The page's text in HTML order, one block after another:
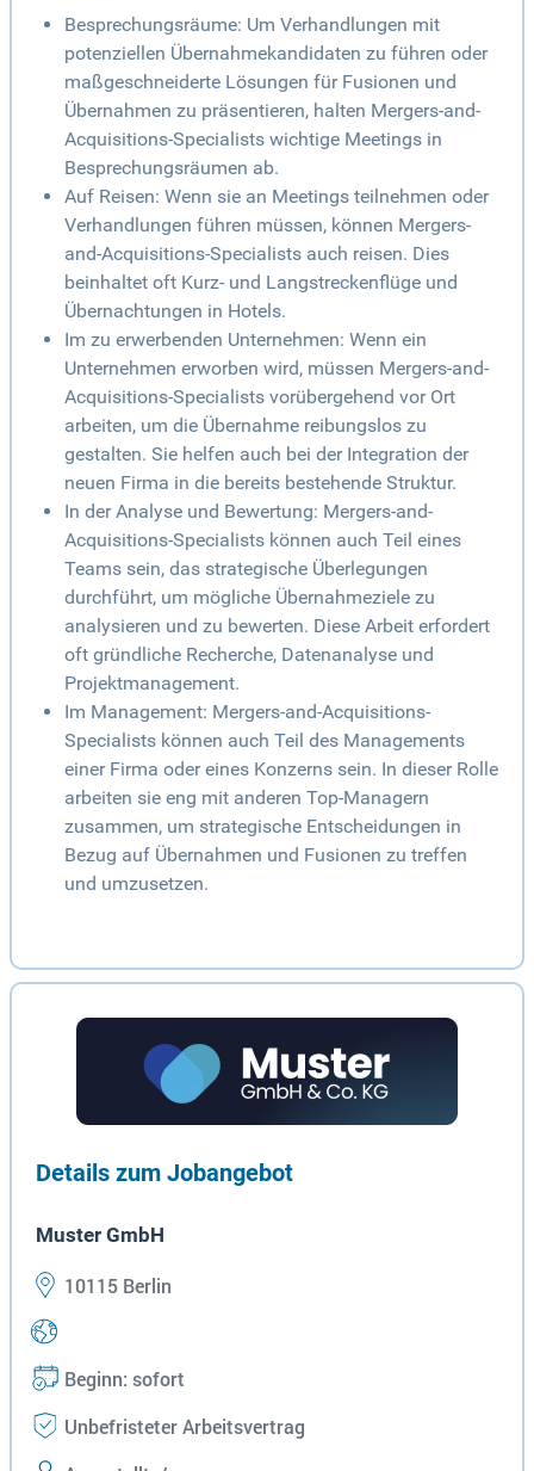
Besprechungsräume: Um Verhandlungen mit
potenziellen Übernahmekandidaten zu führen oder
maßgeschneiderte Lösungen für Fusionen und
Übernahmen zu präsentieren, halten Mergers-and-
Acquisitions-Specialists wichtige Meetings in
Besprechungsräumen ab.
Auf Reisen: Wenn sie an Meetings teilnehmen oder
Verhandlungen führen müssen, können Mergers-
and-Acquisitions-Specialists auch reisen. Dies
beinhaltet oft Kurz- und Langstreckenflüge und
Übernachtungen in Hotels.
Im zu erwerbenden Unternehmen: Wenn ein
Unternehmen erworben wird, müssen Mergers-and-
Acquisitions-Specialists vorübergehend vor Ort
arbeiten, um die Übernahme reibungslos zu
gestalten. Sie helfen auch bei der Integration der
neuen Firma in die bereits bestehende Struktur.
In der Analyse und Bewertung: Mergers-and-
Acquisitions-Specialists können auch Teil eines
Teams sein, das strategische Überlegungen
durchführt, um mögliche Übernahmeziele zu
analysieren und zu bewerten. Diese Arbeit erfordert
oft gründliche Recherche, Datenanalyse und
Projektmanagement.
Im Management: Mergers-and-Acquisitions-
Specialists können auch Teil des Managements
einer Firma oder eines Konzerns sein. In dieser Rolle
arbeiten sie eng mit anderen Top-Managern
zusammen, um strategische Entscheidungen in
Bezug auf Übernahmen und Fusionen zu treffen
und umzusetzen.
Details zum Jobangebot
Muster GmbH
10115 Berlin
Beginn: sofort
Unbefristeter Arbeitsvertrag